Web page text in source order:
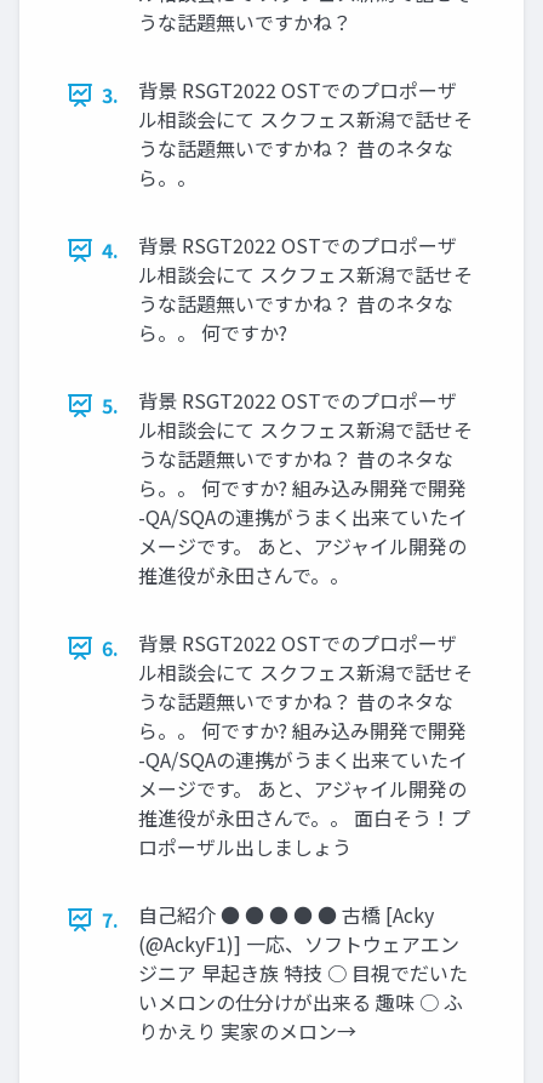
うな話題無いですかね？
3.
背景 RSGT2022 OSTでのプロポーザ
ル相談会にて スクフェス新潟で話せそ
うな話題無いですかね？ 昔のネタな
ら。。
4.
背景 RSGT2022 OSTでのプロポーザ
ル相談会にて スクフェス新潟で話せそ
うな話題無いですかね？ 昔のネタな
ら。。 何ですか?
5.
背景 RSGT2022 OSTでのプロポーザ
ル相談会にて スクフェス新潟で話せそ
うな話題無いですかね？ 昔のネタな
ら。。 何ですか? 組み込み開発で開発
-QA/SQAの連携がうまく出来ていたイ
メージです。 あと、アジャイル開発の
推進役が永田さんで。。
6.
背景 RSGT2022 OSTでのプロポーザ
ル相談会にて スクフェス新潟で話せそ
うな話題無いですかね？ 昔のネタな
ら。。 何ですか? 組み込み開発で開発
-QA/SQAの連携がうまく出来ていたイ
メージです。 あと、アジャイル開発の
推進役が永田さんで。。 面白そう！プ
ロポーザル出しましょう
7.
自己紹介 ● ● ● ● ● 古橋 [Acky
(@AckyF1)] 一応、ソフトウェアエン
ジニア 早起き族 特技 ○ 目視でだいた
いメロンの仕分けが出来る 趣味 ○ ふ
りかえり 実家のメロン→